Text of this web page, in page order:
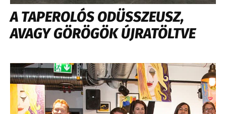
A TAPEROLÓS ODÜSSZEUSZ,
AVAGY GÖRÖGÖK ÚJRATÖLTVE